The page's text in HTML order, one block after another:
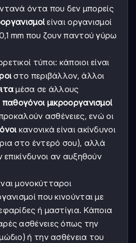
όντα που δεν μπορείς
είναι οργανισμοί
mm που ζουν παντού γύρω
τύποι: κάποιοι είναι
στο περιβάλλον, άλλοι
μέσα σε άλλους
παθογόνοι μικροοργανισμοί
ασθένειες, ενώ οι
κανονικά είναι ακίνδυνοι
στο έντερό σου), αλλά
επικίνδυνοι αν αυξηθούν
μονοκύτταροι
που κινούνται με
ή μαστίγια. Κάποια
ασθένειες όπως την
ή την ασθένεια του